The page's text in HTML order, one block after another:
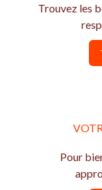
Trouvez les
Pour